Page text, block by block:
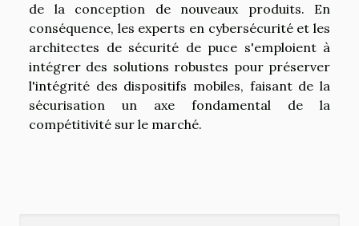
de la conception de nouveaux produits. En
conséquence, les experts en cybersécurité et les
architectes de sécurité de puce s'emploient à
intégrer des solutions robustes pour préserver
l'intégrité des dispositifs mobiles, faisant de la
sécurisation un axe fondamental de la
compétitivité sur le marché.